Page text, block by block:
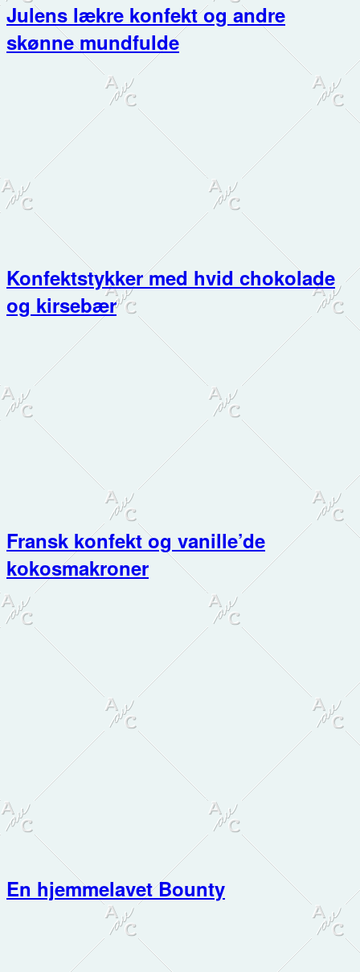
Julens lækre konfekt og andre
skønne mundfulde
Konfektstykker med hvid chokolade
og kirsebær
Fransk konfekt og vanille’de
kokosmakroner
En hjemmelavet Bounty